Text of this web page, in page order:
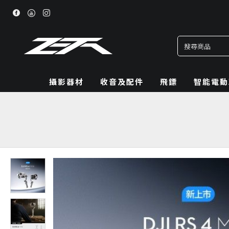
攝影器材 收音及配件 飛鏢 智能電